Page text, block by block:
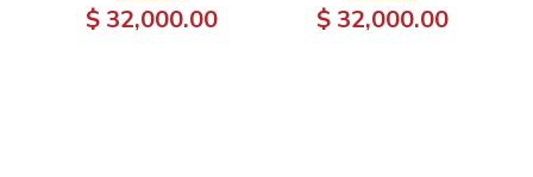
$ 32,000.00 $ 32,000.00